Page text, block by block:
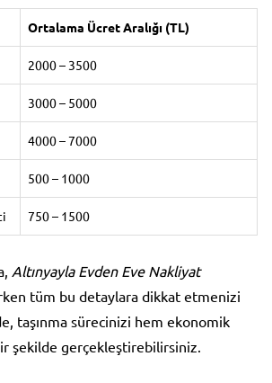
Ortalama Ücret Aralığı (TL)
2000 – 3500
3000 – 5000
4000 – 7000
500 – 1000
750 – 1500
Altınyayla Evden Eve Nakliyat
tüm bu detaylara dikkat etmenizi
taşınma sürecinizi hem ekonomik
şekilde gerçekleştirebilirsiniz.